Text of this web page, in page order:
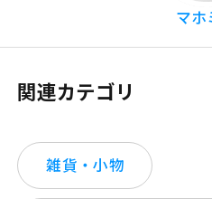
マホ
関連カテゴリ
雑貨・小物